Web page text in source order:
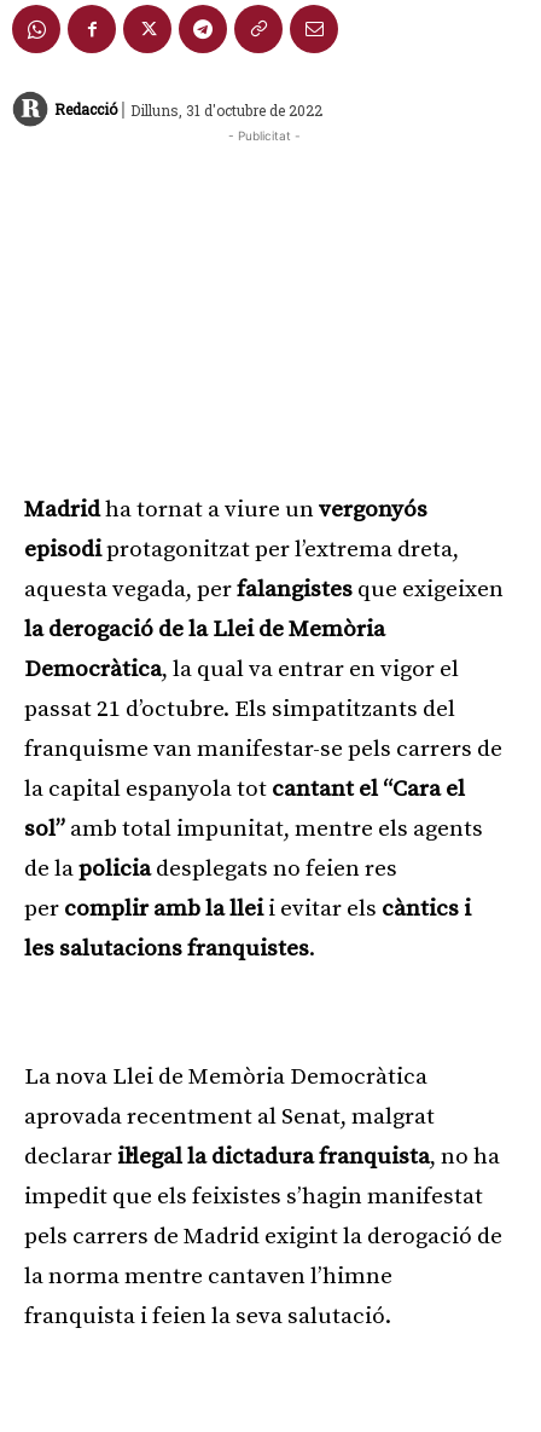
Redacció | Dilluns, 31 d'octubre de 2022
- Publicitat -
Madridha tornat a viure unvergonyós
episodiprotagonitzat per l’extrema dreta,
aquesta vegada, perfalangistes que exigeixen
la derogació de la Llei de Memòria
Democràtica, la qual va entrar en vigor el
passat 21 d’octubre. Els simpatitzants del
franquisme van manifestar-se pels carrers de
la capital espanyola tot cantant el “Cara el
sol” amb total impunitat, mentre els agents
de lapoliciadesplegats no feien res
per complir amb la lleii evitar els càntics i
les salutacions franquistes.
La nova Llei de Memòria Democràtica
aprovada recentment al Senat, malgrat
declararil·legal la dictadura franquista, no ha
impedit que els feixistes s’hagin manifestat
pels carrers de Madrid exigint la derogació de
la norma mentre cantaven l’himne
franquista i feien la seva salutació.